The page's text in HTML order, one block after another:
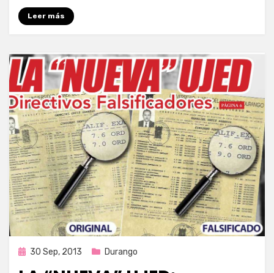
Leer más
Publicada
30 Sep, 2013 Durango